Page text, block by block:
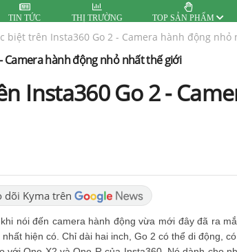
TIN TỨC THỊ TRƯỜNG TOP SẢN PHẨM
biệt trên Insta360 Go 2 - Camera hành động nhỏ
Camera hành động nhỏ nhất thế giới
Insta360 Go 2 -
dõi Kyma trên
nói đến camera hành động vừa mới đây đã ra
hiện có. Chỉ dài hai inch, Go 2 có thể di động,